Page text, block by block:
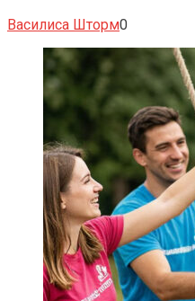
Василиса Шторм0